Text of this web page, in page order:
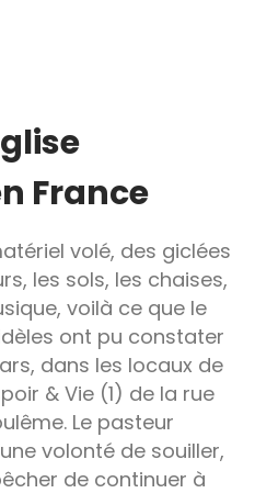
France
volé, des giclées
les sols, les chaises,
voilà ce que le
ont pu constater
dans les locaux de
& Vie (1) de la rue
Le pasteur
volonté de souiller,
de continuer à